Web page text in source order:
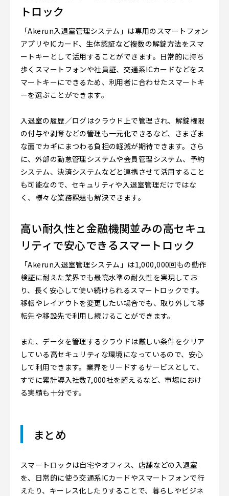
トロック
「Akerun入退室管理システム」は専用のスマートフォン
アプリやICカード、生体認証など複数の解錠方法をスマ
ートキーとして活用することができます。日常的に持ち
歩くスマートフォンや社員証、交通系ICカードなどをス
マートキーにできるため、利用者に合わせたスマートキ
ーを選ぶことができます。
入退室の履歴／ログはクラウド上で管理され、解錠権限
の付与や剥奪などの管理も一元化できるなど、さまざま
な面でカギにまつわる負担の軽減が期待できます。さら
に、外部の勤怠管理システムや会員管理システム、予約
システム、決済システムなどと連携させて活用すること
も可能なので、セキュリティや入退室管理だけではな
く、様々な業務課題も解決できます。
高い耐久性と金融機関並みの高セキュ
リティで安心できるスマートロック
「Akerun入退室管理システム」は1,000,000回もの動作
検証に耐えた業界でも最高水準の耐久性を実現してお
り、長く安心して使い続けられるスマートロックです。
移転やレイアウトを変更したい場合でも、取り外して移
転先や移設先で利用し続けることができます。
また、データを管理するクラウドは厳しい条件をクリア
している高セキュリティな環境になっているので、安心
して利用できます。業界をリードするサービスとして、
すでに累計導入社数7,000社を超えるなど、市場におけ
る実績も十分です。
まとめ
スマートロックは自宅やオフィス、店舗などの入退室
を、日常的に使う交通系ICカードやスマートフォンで行
えたり、キーレス化したりすることで、暮らしやビジネ